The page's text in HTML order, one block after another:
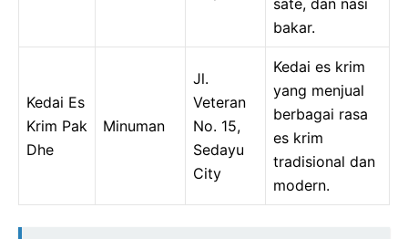
bakar.
Kedai Es
Krim Pak
Dhe
Minuman
Jl.
Veteran
No. 15,
Sedayu
City
Kedai es krim
yang menjual
berbagai rasa
es krim
tradisional dan
modern.